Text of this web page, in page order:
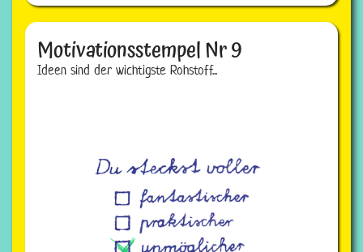
Motivationsstempel Nr 9
Ideen sind der wichtigste Rohstoff...